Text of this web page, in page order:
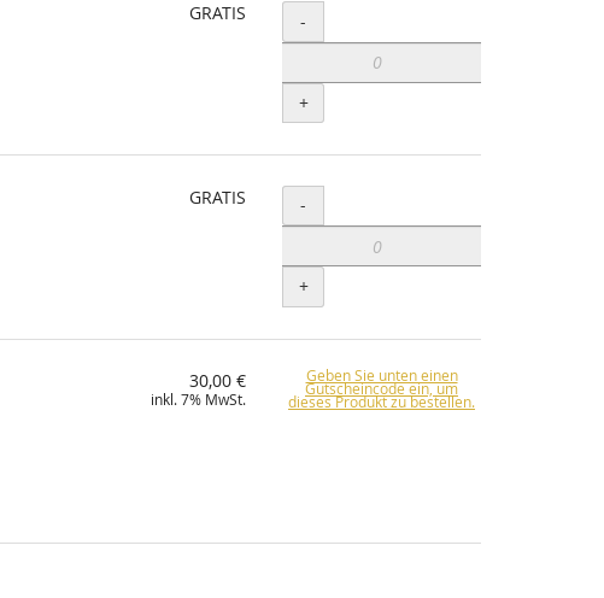
GRATIS Menge
-
+
GRATIS Menge
-
+
30,00 €
inkl. 7% MwSt.
Geben Sie unten einen
Gutscheincode ein, um
dieses Produkt zu bestellen.